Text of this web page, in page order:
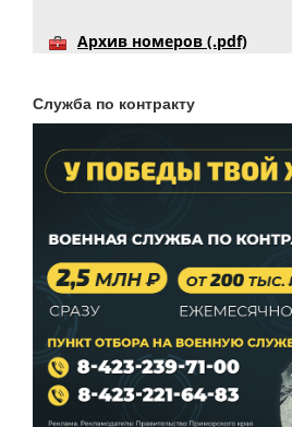
Архив номеров (.pdf)
Служба по контракту